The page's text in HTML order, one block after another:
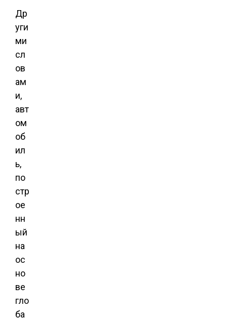
Др
уги
ми
сл
ов
ам
и,
авт
ом
об
ил
ь,
по
стр
ое
нн
ый
на
ос
но
ве
гло
ба